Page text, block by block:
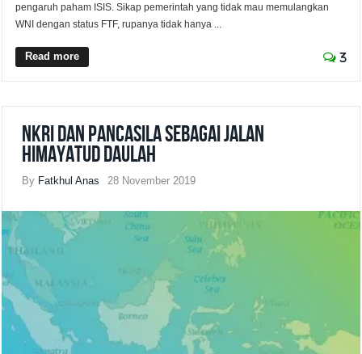
pengaruh paham ISIS. Sikap pemerintah yang tidak mau memulangkan
WNI dengan status FTF, rupanya tidak hanya ...
Read more 3
NKRI dan Pancasila sebagai Jalan
Himayatud Daulah
By Fatkhul Anas 28 November 2019